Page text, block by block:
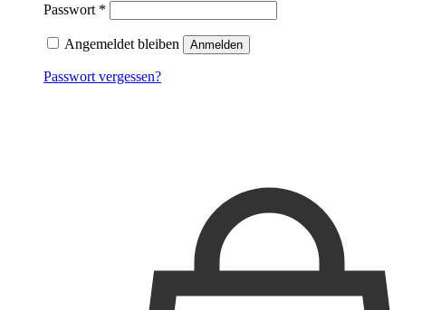
Passwort *
Angemeldet bleiben Anmelden
Passwort vergessen?